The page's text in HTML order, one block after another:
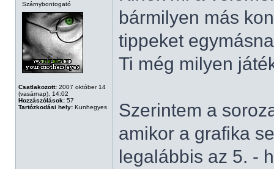
Szárnybontogató
Csatlakozott: 2007 október 14
(vasárnap), 14:02
Hozzászólások: 57
Tartózkodási hely: Kunhegyes
bármilyen más
tippeket
Ti még milyen
Szerintem a
amikor a grafika
legalábbis az 5. -